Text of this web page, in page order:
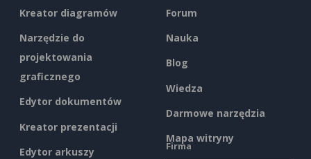
Kreator diagramów
Narzędzie do
projektowania
graficznego
Edytor dokumentów
Kreator prezentacji
Edytor arkuszy
Forum
Nauka
Blog
Wiedza
Darmowe narzędzia
Mapa witryny
Firma